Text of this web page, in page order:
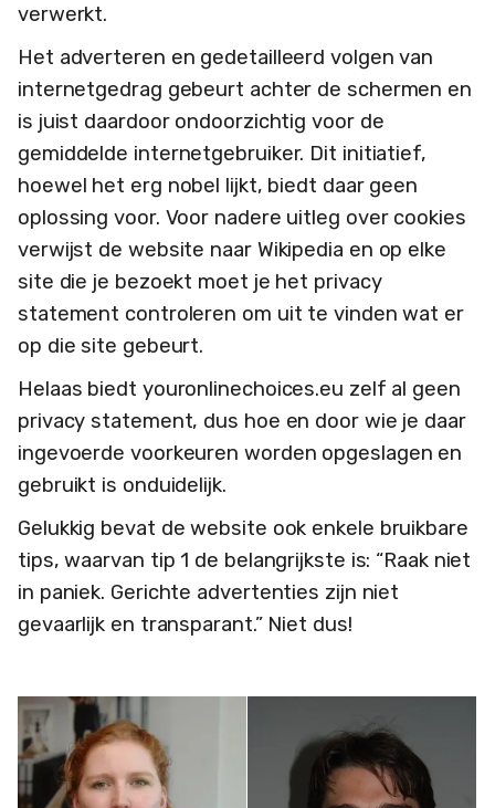
verwerkt.
Het adverteren en gedetailleerd volgen van
internetgedrag gebeurt achter de schermen en
is juist daardoor ondoorzichtig voor de
gemiddelde internetgebruiker. Dit initiatief,
hoewel het erg nobel lijkt, biedt daar geen
oplossing voor. Voor nadere uitleg over cookies
verwijst de website naar Wikipedia en op elke
site die je bezoekt moet je het privacy
statement controleren om uit te vinden wat er
op die site gebeurt.
Helaas biedt youronlinechoices.eu zelf al geen
privacy statement, dus hoe en door wie je daar
ingevoerde voorkeuren worden opgeslagen en
gebruikt is onduidelijk.
Gelukkig bevat de website ook enkele bruikbare
tips, waarvan tip 1 de belangrijkste is: “Raak niet
in paniek. Gerichte advertenties zijn niet
gevaarlijk en transparant.” Niet dus!